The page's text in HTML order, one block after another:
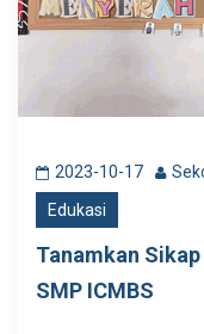
2023-10-17
Edukasi
Tanamkan
SMP ICMBS